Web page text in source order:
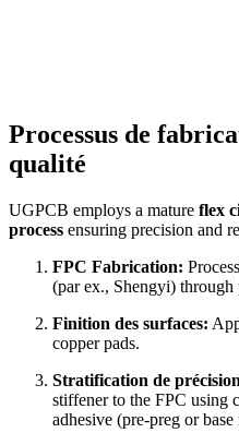
Processus de
qualité
UGPCB employs a mature flex
process ensuring precision and
FPC Fabrication:
(par ex., Shengyi) through
Finition des surfaces:
copper pads.
Stratification de
stiffener to the FPC using
adhesive (pre-preg or